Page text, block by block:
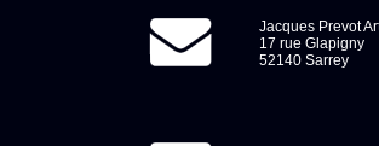
Jacques Prevot
17 rue Glapigny
52140 Sarrey